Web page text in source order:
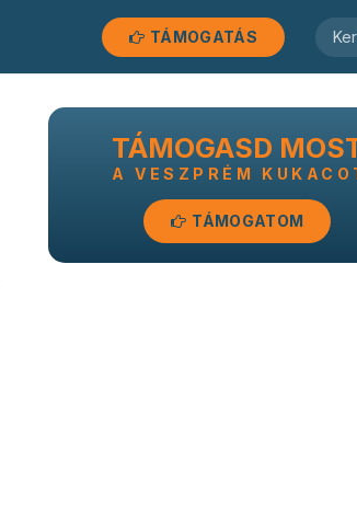
TÁMOGATÁS
TÁMOGASD
A VESZPRÉM
TÁMOGATOM